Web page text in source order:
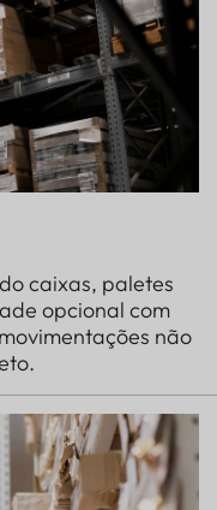
caixas, paletes
opcional com
não